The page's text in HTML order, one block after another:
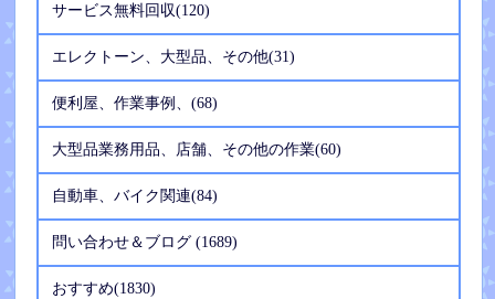
サービス無料回収(120)
エレクトーン、大型品、その他(31)
便利屋、作業事例、(68)
大型品業務用品、店舗、その他の作業(60)
自動車、バイク関連(84)
問い合わせ＆ブログ (1689)
おすすめ(1830)